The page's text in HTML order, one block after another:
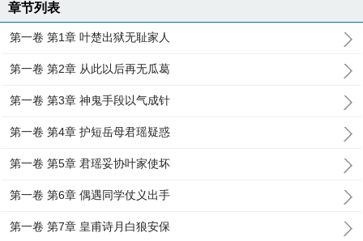
章节列表
第一卷 第1章 叶楚出狱无耻家人
第一卷 第2章 从此以后再无瓜葛
第一卷 第3章 神鬼手段以气成针
第一卷 第4章 护短岳母君瑶疑惑
第一卷 第5章 君瑶妥协叶家使坏
第一卷 第6章 偶遇同学仗义出手
第一卷 第7章 皇甫诗月白狼安保